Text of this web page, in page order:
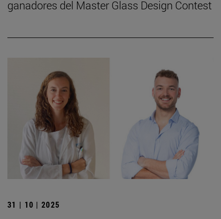
ganadores del Master Glass Design Contest
31 | 10 | 2025